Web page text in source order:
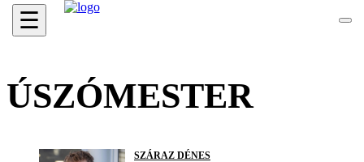
☰
ÚSZÓMESTER
SZÁRAZ DÉNES